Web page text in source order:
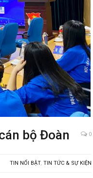
bộ Đoàn 0
TIN NỔI BẬT, TIN TỨC & SỰ KIỆN